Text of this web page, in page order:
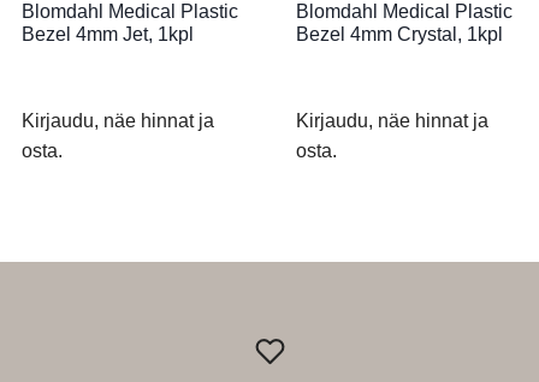
Blomdahl Medical Plastic
Bezel 4mm Jet, 1kpl
Kirjaudu, näe hinnat ja
osta.
Blomdahl Medical Plastic
Bezel 4mm Crystal, 1kpl
Kirjaudu, näe hinnat ja
osta.